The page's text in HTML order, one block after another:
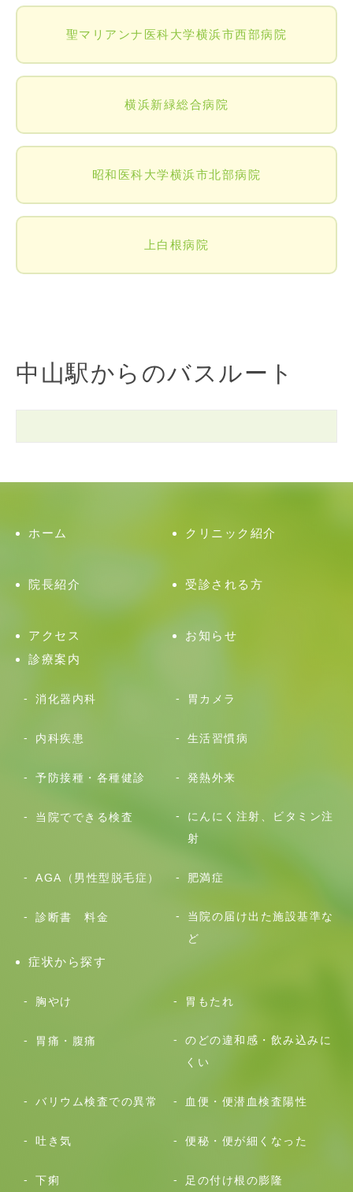
聖マリアンナ医科大学横浜市西部病院
横浜新緑総合病院
昭和医科大学横浜市北部病院
上白根病院
中山駅からのバスルート
ホーム クリニック紹介
院長紹介 受診される方
アクセス
お知らせ
診療案内
消化器内科 胃カメラ
内科疾患 生活習慣病
予防接種・各種健診 発熱外来
当院でできる検査
にんにく注射、ビタミン注
射
AGA（男性型脱毛症） 肥満症
診断書 料金
当院の届け出た施設基準な
ど
症状から探す
胸やけ 胃もたれ
胃痛・腹痛
のどの違和感・飲み込みに
くい
バリウム検査での異常 血便・便潜血検査陽性
吐き気 便秘・便が細くなった
下痢 足の付け根の膨隆